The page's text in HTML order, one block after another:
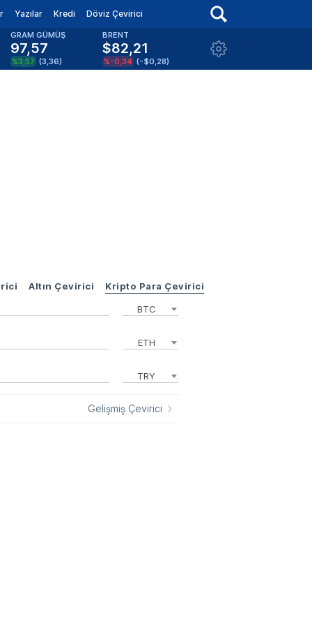
Yazılar Kredi Döviz Çevirici
GRAM GÜMÜŞ
97,57
%3,57 (3,36)
BRENT
$82,21
%-0,34 (-$0,28)
Altın Çevirici Kripto Para Çevirici
BTC
ETH
TRY
Gelişmiş Çevirici